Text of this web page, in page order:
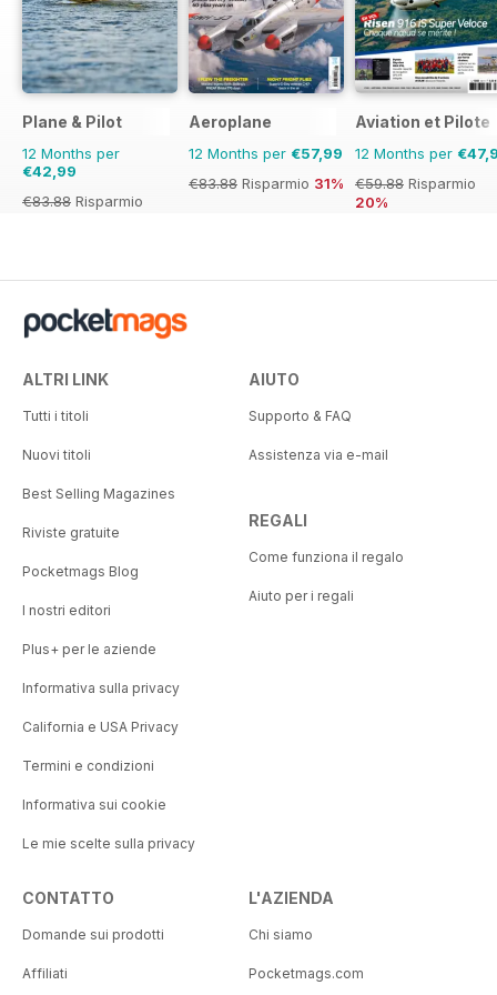
Plane & Pilot
12 Months per
€42,99
€83.88 Risparmio
Aeroplane
12 Months per €57,99
€83.88 Risparmio 31%
Aviation et Pilote
12 Months per
€59.88 Risparmio
20%
ALTRI LINK
Tutti i titoli
Nuovi titoli
Best Selling Magazines
Riviste gratuite
Pocketmags Blog
I nostri editori
Plus+ per le aziende
Informativa sulla privacy
California e USA Privacy
Termini e condizioni
Informativa sui cookie
Le mie scelte sulla privacy
AIUTO
Supporto & FAQ
Assistenza via e-mail
REGALI
Come funziona il regalo
Aiuto per i regali
CONTATTO
Domande sui prodotti
Affiliati
L'AZIENDA
Chi siamo
Pocketmags.com